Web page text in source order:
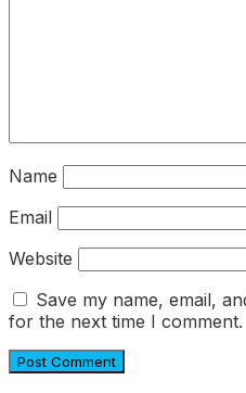
Name
Email
Website
Save my name, email,
for the next time I comment.